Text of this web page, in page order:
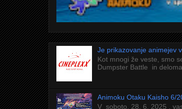
Je prikazovanje animejev
Kot mnogi že veste, smo
Dumpster Battle in deloma
Animoku Otaku Kaisho 6/
V soboto, 28. 6. 2025 ,